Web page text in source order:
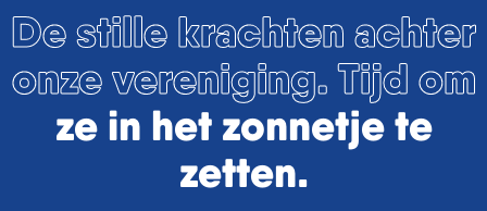
De stille krachten achter
onze vereniging. Tijd om
ze in het zonnetje te
zetten.